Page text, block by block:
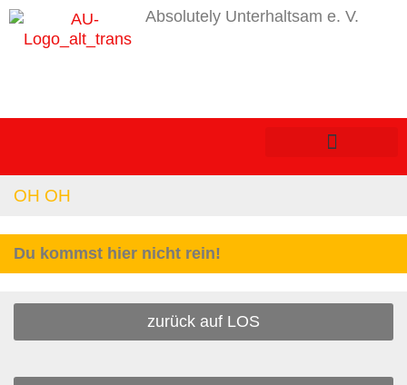
Absolutely Unterhaltsam e. V.
OH OH
Du kommst hier nicht rein!
zurück auf LOS